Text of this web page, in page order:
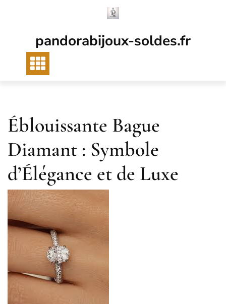
pandorabijoux-soldes.fr
Éblouissante Bague
Diamant : Symbole
d’Élégance et de Luxe